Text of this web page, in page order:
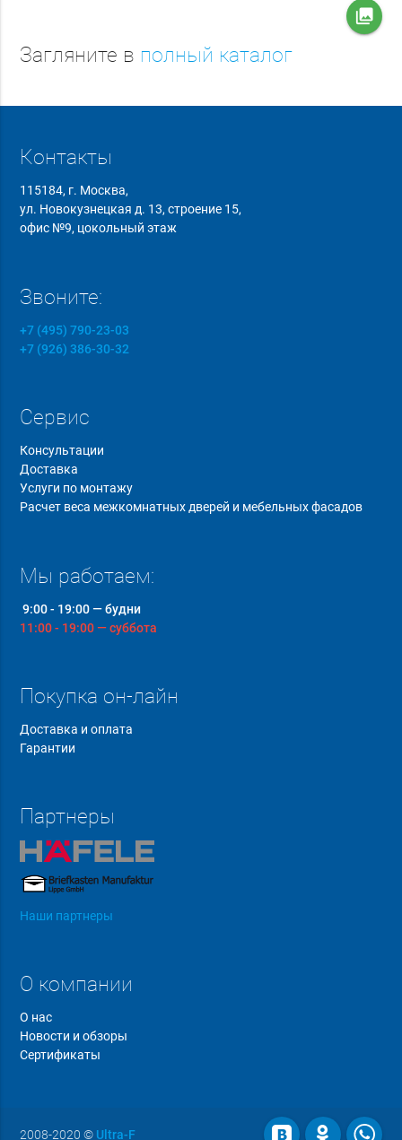
collections
Загляните в полный каталог
Контакты
115184, г. Москва,
ул. Новокузнецкая д. 13, строение 15,
офис №9, цокольный этаж
Звоните:
+7 (495) 790-23-03
+7 (926) 386-30-32
Сервис
Консультации
Доставка
Услуги по монтажу
Расчет веса межкомнатных дверей и мебельных фасадов
Мы работаем:
9:00 - 19:00 — будни
11:00 - 19:00 — суббота
Покупка он-лайн
Доставка и оплата
Гарантии
Партнеры
Наши партнеры
О компании
О нас
Новости и обзоры
Сертификаты
2008-2020 © Ultra-F